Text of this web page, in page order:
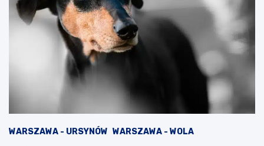
WARSZAWA - URSYNÓW WARSZAWA - WOLA